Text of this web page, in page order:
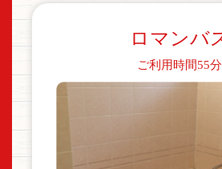
ロマンバ
ご利用時間55分